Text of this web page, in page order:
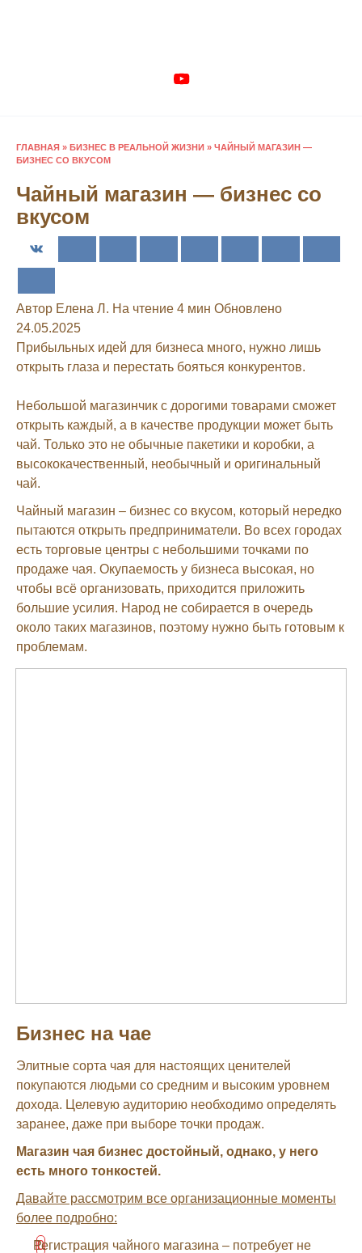
ГЛАВНАЯ » БИЗНЕС В РЕАЛЬНОЙ ЖИЗНИ » ЧАЙНЫЙ МАГАЗИН —
БИЗНЕС СО ВКУСОМ
Чайный магазин — бизнес со
вкусом
Автор Елена Л. На чтение 4 мин Обновлено
24.05.2025
Прибыльных идей для бизнеса много, нужно лишь
открыть глаза и перестать бояться конкурентов.
Небольшой магазинчик с дорогими товарами сможет
открыть каждый, а в качестве продукции может быть
чай. Только это не обычные пакетики и коробки, а
высококачественный, необычный и оригинальный
чай.
Чайный магазин – бизнес со вкусом, который нередко
пытаются открыть предприниматели. Во всех городах
есть торговые центры с небольшими точками по
продаже чая. Окупаемость у бизнеса высокая, но
чтобы всё организовать, приходится приложить
большие усилия. Народ не собирается в очередь
около таких магазинов, поэтому нужно быть готовым к
проблемам.
Бизнес на чае
Элитные сорта чая для настоящих ценителей
покупаются людьми со средним и высоким уровнем
дохода. Целевую аудиторию необходимо определять
заранее, даже при выборе точки продаж.
Магазин чая бизнес достойный, однако, у него
есть много тонкостей.
Давайте рассмотрим все организационные моменты
более подробно:
Регистрация чайного магазина – потребует не